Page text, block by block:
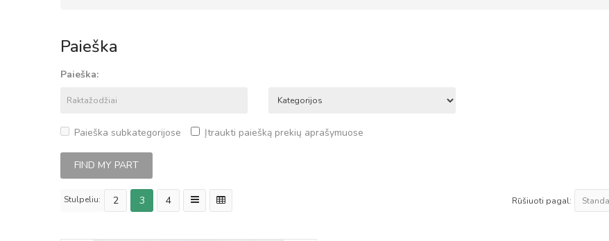
Paieška
Paieška:
Paieška subkategorijose Įtraukti paiešką prekių aprašymuose
Stulpeliu: 2 3 4 Rūšiuoti pagal: